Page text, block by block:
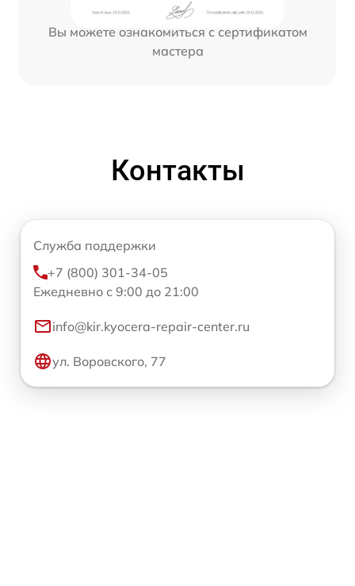
Вы можете ознакомиться с сертификатом
мастера
Контакты
Служба поддержки
+7 (800) 301-34-05
Ежедневно с 9:00 до 21:00
info@kir.kyocera-repair-center.ru
ул. Воровского, 77